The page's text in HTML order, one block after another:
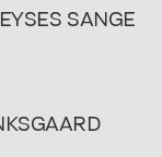
SANGE